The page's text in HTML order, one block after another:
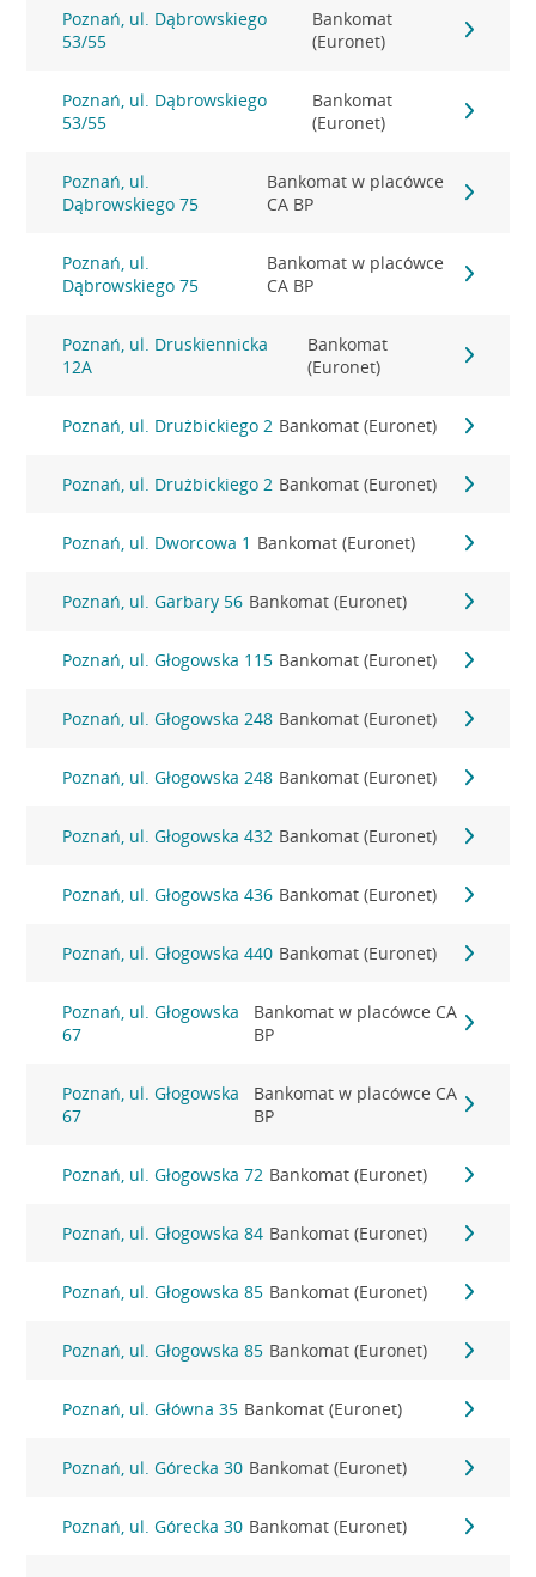
Poznań, ul. Dąbrowskiego
53/55
Bankomat
(Euronet)
Poznań, ul. Dąbrowskiego
53/55
Bankomat
(Euronet)
Poznań, ul.
Dąbrowskiego 75
Bankomat w placówce
CA BP
Poznań, ul.
Dąbrowskiego 75
Bankomat w placówce
CA BP
Poznań, ul. Druskiennicka
12A
Bankomat
(Euronet)
Poznań, ul. Drużbickiego 2 Bankomat (Euronet)
Poznań, ul. Drużbickiego 2 Bankomat (Euronet)
Poznań, ul. Dworcowa 1 Bankomat (Euronet)
Poznań, ul. Garbary 56 Bankomat (Euronet)
Poznań, ul. Głogowska 115 Bankomat (Euronet)
Poznań, ul. Głogowska 248 Bankomat (Euronet)
Poznań, ul. Głogowska 248 Bankomat (Euronet)
Poznań, ul. Głogowska 432 Bankomat (Euronet)
Poznań, ul. Głogowska 436 Bankomat (Euronet)
Poznań, ul. Głogowska 440 Bankomat (Euronet)
Poznań, ul. Głogowska
67
Bankomat w placówce CA
BP
Poznań, ul. Głogowska
67
Bankomat w placówce CA
BP
Poznań, ul. Głogowska 72 Bankomat (Euronet)
Poznań, ul. Głogowska 84 Bankomat (Euronet)
Poznań, ul. Głogowska 85 Bankomat (Euronet)
Poznań, ul. Głogowska 85 Bankomat (Euronet)
Poznań, ul. Główna 35 Bankomat (Euronet)
Poznań, ul. Górecka 30 Bankomat (Euronet)
Poznań, ul. Górecka 30 Bankomat (Euronet)